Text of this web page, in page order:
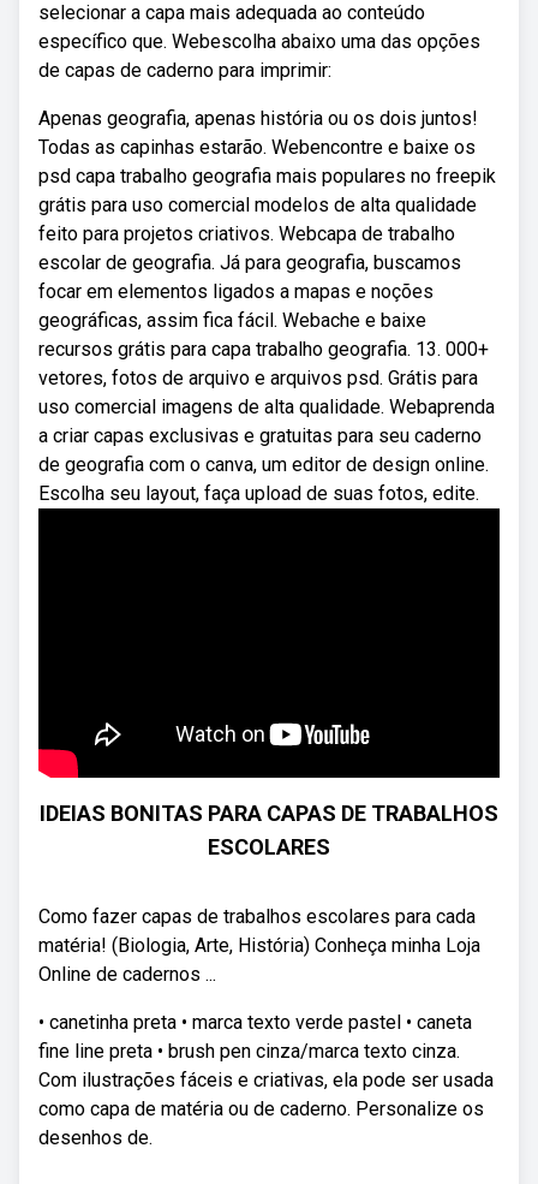
selecionar a capa mais adequada ao conteúdo
específico que. Webescolha abaixo uma das opções
de capas de caderno para imprimir:
Apenas geografia, apenas história ou os dois juntos!
Todas as capinhas estarão. Webencontre e baixe os
psd capa trabalho geografia mais populares no freepik
grátis para uso comercial modelos de alta qualidade
feito para projetos criativos. Webcapa de trabalho
escolar de geografia. Já para geografia, buscamos
focar em elementos ligados a mapas e noções
geográficas, assim fica fácil. Webache e baixe
recursos grátis para capa trabalho geografia. 13. 000+
vetores, fotos de arquivo e arquivos psd. Grátis para
uso comercial imagens de alta qualidade. Webaprenda
a criar capas exclusivas e gratuitas para seu caderno
de geografia com o canva, um editor de design online.
Escolha seu layout, faça upload de suas fotos, edite.
IDEIAS BONITAS PARA CAPAS DE TRABALHOS
ESCOLARES
Como fazer capas de trabalhos escolares para cada
matéria! (Biologia, Arte, História) Conheça minha Loja
Online de cadernos ...
• canetinha preta • marca texto verde pastel • caneta
fine line preta • brush pen cinza/marca texto cinza.
Com ilustrações fáceis e criativas, ela pode ser usada
como capa de matéria ou de caderno. Personalize os
desenhos de.